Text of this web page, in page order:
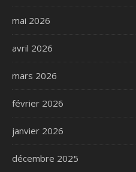
mai 2026
avril 2026
mars 2026
février 2026
janvier 2026
décembre 2025